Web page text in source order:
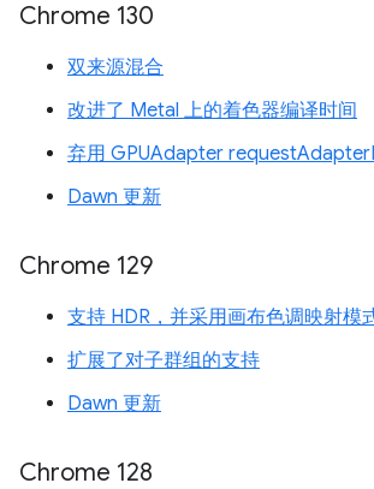
Chrome 130
双来源混合
改进了 Metal 上的着色器编译时间
弃用 GPUAdapter
Dawn 更新
Chrome 129
支持 HDR，并采用画布色调映射模
扩展了对子群组的支持
Dawn 更新
Chrome 128